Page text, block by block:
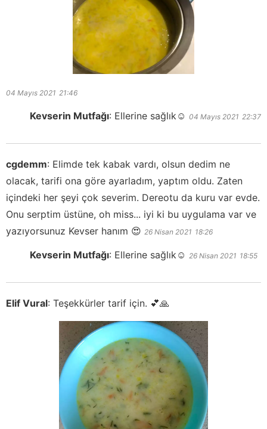
04 Mayıs 2021 21:46
Kevserin Mutfağı: Ellerine sağlık☺️ 04 Mayıs 2021 22:37
cgdemm: Elimde tek kabak vardı, olsun dedim ne
olacak, tarifi ona göre ayarladım, yaptım oldu. Zaten
içindeki her şeyi çok severim. Dereotu da kuru var evde.
Onu serptim üstüne, oh miss... iyi ki bu uygulama var ve
yazıyorsunuz Kevser hanım 😍 26 Nisan 2021 18:26
Kevserin Mutfağı: Ellerine sağlık☺️ 26 Nisan 2021 18:55
Elif Vural: Teşekkürler tarif için. 💕🙏